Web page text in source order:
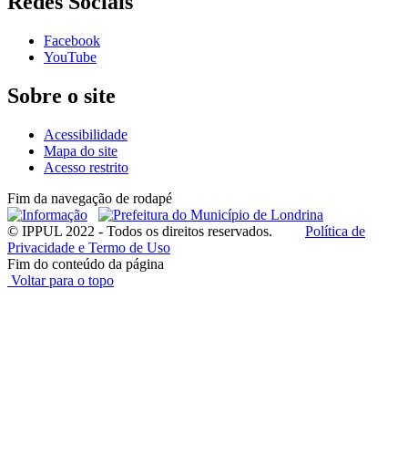
Facebook
YouTube
Sobre o site
Acessibilidade
Mapa do site
Acesso restrito
Fim da navegação de rodapé
© IPPUL 2022 - Todos os direitos reservados. Política de
Privacidade e Termo de Uso
Fim do conteúdo da página
Voltar para o topo